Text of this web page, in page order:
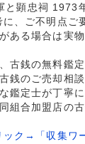
顕忠祠 1973
、ご不明点ご
ある場合は実
古銭の無料鑑
銭のご売却相
鑑定士が丁寧
組合加盟店の
ック→「収集ワ